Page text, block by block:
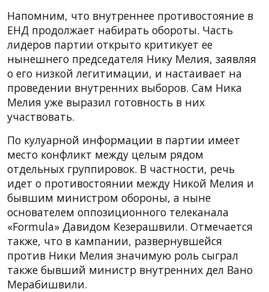
Напомним, что внутреннее противостояние в
ЕНД продолжает набирать обороты. Часть
лидеров партии открыто критикует ее
нынешнего председателя Нику Мелия, заявляя
о его низкой легитимации, и настаивает на
проведении внутренних выборов. Сам Ника
Мелия уже выразил готовность в них
участвовать.
По кулуарной информации в партии имеет
место конфликт между целым рядом
отдельных группировок. В частности, речь
идет о противостоянии между Никой Мелия и
бывшим министром обороны, а ныне
основателем оппозиционного телеканала
«Formula» Давидом Кезерашвили. Отмечается
также, что в кампании, развернувшейся
против Ники Мелия значимую роль сыграл
также бывший министр внутренних дел Вано
Мерабишвили.